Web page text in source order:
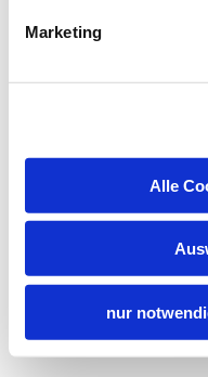
Marketing
Alle
nur